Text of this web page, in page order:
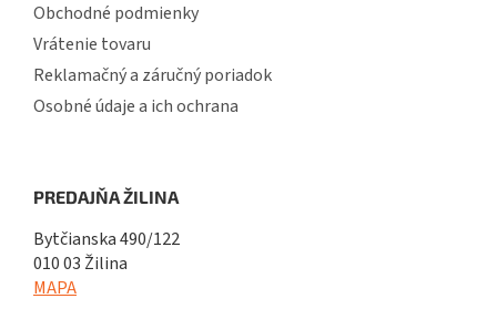
Obchodné podmienky
Vrátenie tovaru
Reklamačný a záručný poriadok
Osobné údaje a ich ochrana
PREDAJŇA ŽILINA
Bytčianska 490/122
010 03 Žilina
MAPA